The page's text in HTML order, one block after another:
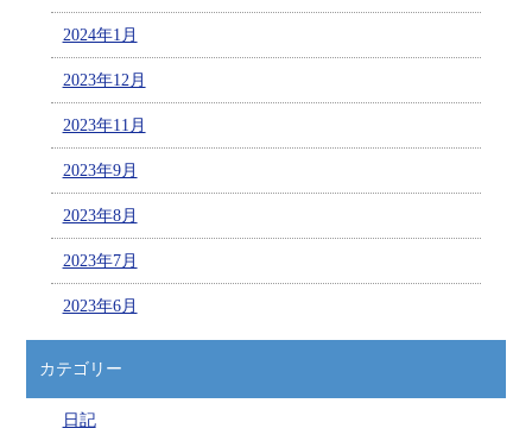
2024年1月
2023年12月
2023年11月
2023年9月
2023年8月
2023年7月
2023年6月
カテゴリー
日記